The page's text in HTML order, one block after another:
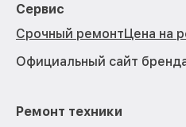
Сервис
Срочный ремонтЦена на
Официальный сайт
Ремонт техники